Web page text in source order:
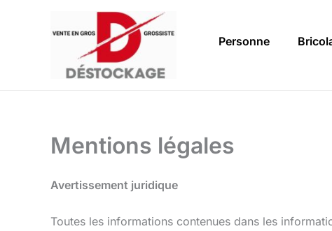
Personne
Mentions légales
Avertissement juridique
Toutes les informations contenues dans les